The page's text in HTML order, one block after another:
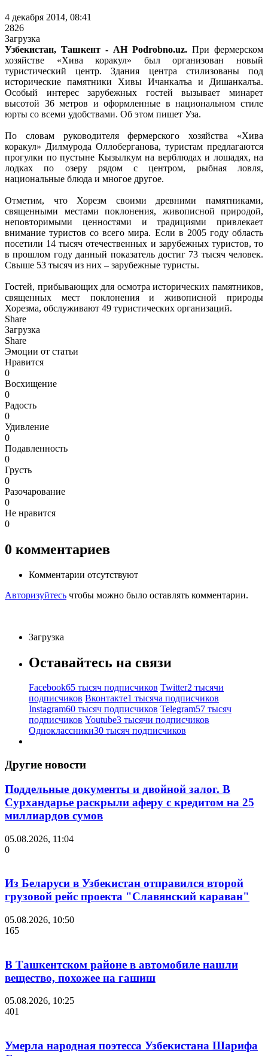
4 декабря 2014, 08:41
2826
Загрузка
Узбекистан, Ташкент - АН Podrobno.uz. При фермерском
хозяйстве «Хива коракул» был организован новый
туристический центр. Здания центра стилизованы под
исторические памятники Хивы Ичанкалъа и Дишанкалъа.
Особый интерес зарубежных гостей вызывает минарет
высотой 36 метров и оформленные в национальном стиле
юрты со всеми удобствами. Об этом пишет Уза.
По словам руководителя фермерского хозяйства «Хива
коракул» Дилмурода Оллоберганова, туристам предлагаются
прогулки по пустыне Кызылкум на верблюдах и лошадях, на
лодках по озеру рядом с центром, рыбная ловля,
национальные блюда и многое другое.
Отметим, что Хорезм своими древними памятниками,
священными местами поклонения, живописной природой,
неповторимыми ценностями и традициями привлекает
внимание туристов со всего мира. Если в 2005 году область
посетили 14 тысяч отечественных и зарубежных туристов, то
в прошлом году данный показатель достиг 73 тысяч человек.
Свыше 53 тысяч из них – зарубежные туристы.
Гостей, прибывающих для осмотра исторических памятников,
священных мест поклонения и живописной природы
Хорезма, обслуживают 49 туристических организаций.
Share
Загрузка
Share
Эмоции от статьи
Нравится
0
Восхищение
0
Радость
0
Удивление
0
Подавленность
0
Грусть
0
Разочарование
0
Не нравится
0
0 комментариев
Комментарии отсутствуют
Авторизуйтесь чтобы можно было оставлять комментарии.
Загрузка
Оставайтесь на связи
Facebook65 тысяч подписчиков Twitter2 тысячи
подписчиков Вконтакте1 тысяча подписчиков
Instagram60 тысяч подписчиков Telegram57 тысяч
подписчиков Youtube3 тысячи подписчиков
Одноклассники30 тысяч подписчиков
Другие новости
Поддельные документы и двойной залог. В
Сурхандарье раскрыли аферу с кредитом на 25
миллиардов сумов
05.08.2026, 11:04
0
Из Беларуси в Узбекистан отправился второй
грузовой рейс проекта "Славянский караван"
05.08.2026, 10:50
165
В Ташкентском районе в автомобиле нашли
вещество, похожее на гашиш
05.08.2026, 10:25
401
Умерла народная поэтесса Узбекистана Шарифа